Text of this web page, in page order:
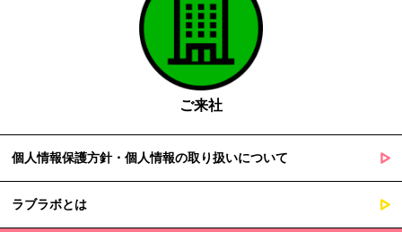
ご来社
個人情報保護方針・個人情報の取り扱いについて
ラブラボとは